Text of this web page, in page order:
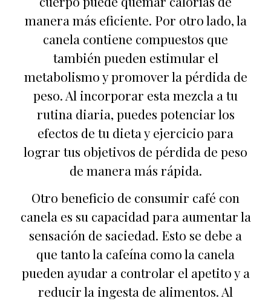
manera más eficiente. Por otro lado, la
canela contiene compuestos que
también pueden estimular el
metabolismo y promover la pérdida de
peso. Al incorporar esta mezcla a tu
rutina diaria, puedes potenciar los
efectos de tu dieta y ejercicio para
lograr tus objetivos de pérdida de peso
de manera más rápida.
Otro beneficio de consumir café con
canela es su capacidad para aumentar la
sensación de saciedad. Esto se debe a
que tanto la cafeína como la canela
pueden ayudar a controlar el apetito y a
reducir la ingesta de alimentos. Al